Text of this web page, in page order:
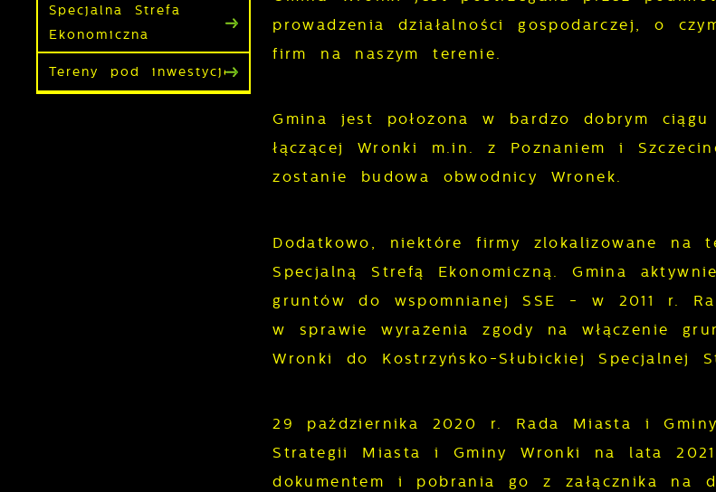
Specjalna Strefa
Ekonomiczna
Tereny pod inwestycje
prowadzenia działalności gospodarczej, o
firm na naszym terenie.
Gmina jest położona w bardzo dobrym
łączącej Wronki m.in. z Poznaniem i
zostanie budowa obwodnicy Wronek.
Dodatkowo, niektóre firmy zlokalizowane na
Specjalną Strefą Ekonomiczną. Gmina
gruntów do wspomnianej SSE - w 2011 r.
w sprawie wyrażenia zgody na włączenie
Wronki do Kostrzyńsko-Słubickiej Specjalnej
29 października 2020 r. Rada Miasta i
Strategii Miasta i Gminy Wronki na lata
dokumentem i pobrania go z załącznika na